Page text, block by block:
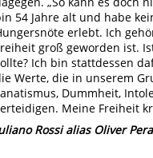
54 Jahre alt und habe
erlebt. Ich
groß geworden ist.
Ich bin stattdessen
Werte, die in unserem
Dummheit,
Meine Freiheit
Rossi alias Oliver